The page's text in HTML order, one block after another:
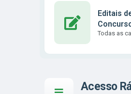
Editais
Todas as
Acesso